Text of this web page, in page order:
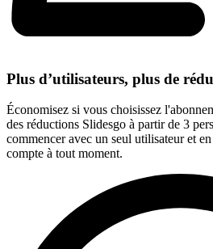
Plus d’utilisateurs, plus de
Économisez si vous choisissez
des réductions Slidesgo à partir de 3
commencer avec un seul utilisateur et
compte à tout moment.